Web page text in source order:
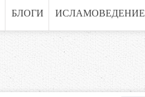
БЛОГИ ИСЛАМОВЕДЕНИЕ